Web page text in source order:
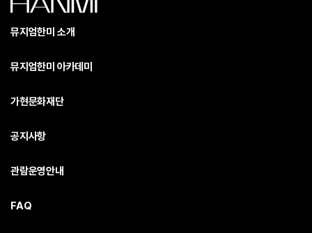
뮤지엄한미 소개
뮤지엄한미 아카데미
가현문화재단
공지사항
관람운영안내
FAQ